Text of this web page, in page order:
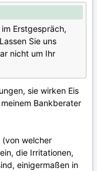
Erstgespräch,
Sie uns
nicht um Ihr
sie wirken Eis
Bankberater
(von welcher
die Irritationen,
einigermaßen in